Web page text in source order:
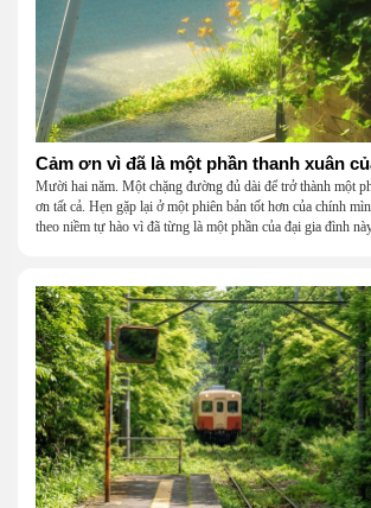
Cảm ơn vì đã là một phần thanh xuân
Mười hai năm. Một chặng đường đủ dài để trở thành một
ơn tất cả. Hẹn gặp lại ở một phiên bản tốt hơn của chính
theo niềm tự hào vì đã từng là một phần của đại gia đình